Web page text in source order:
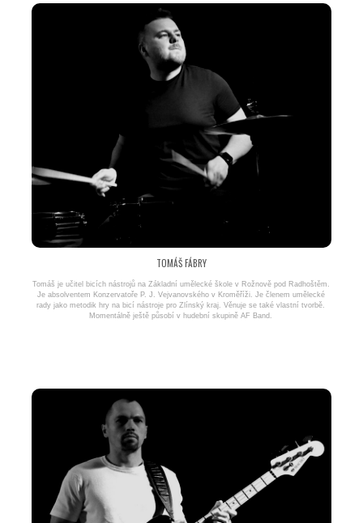
TOMÁŠ FÁBRY
Tomáš je učitel bicích nástrojů na Základní umělecké škole v Rožnově pod Radhoštěm.
Je absolventem Konzervatoře P. J. Vejvanovského v Kroměříži. Je členem umělecké
rady jako metodik hry na bicí nástroje pro Zlínský kraj. Věnuje se také vlastní tvorbě.
Momentálně ještě působí v hudební skupině AF Band.